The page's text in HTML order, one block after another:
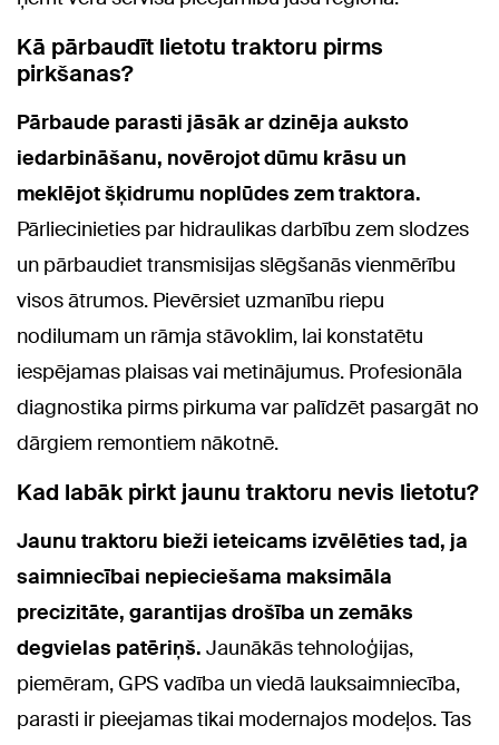
Kā pārbaudīt lietotu traktoru pirms
pirkšanas?
Pārbaude parasti jāsāk ar dzinēja auksto
iedarbināšanu, novērojot dūmu krāsu un
meklējot šķidrumu noplūdes zem traktora.
Pārliecinieties par hidraulikas darbību zem slodzes
un pārbaudiet transmisijas slēgšanās vienmērību
visos ātrumos. Pievērsiet uzmanību riepu
nodilumam un rāmja stāvoklim, lai konstatētu
iespējamas plaisas vai metinājumus. Profesionāla
diagnostika pirms pirkuma var palīdzēt pasargāt no
dārgiem remontiem nākotnē.
Kad labāk pirkt jaunu traktoru nevis lietotu?
Jaunu traktoru bieži ieteicams izvēlēties tad, ja
saimniecībai nepieciešama maksimāla
precizitāte, garantijas drošība un zemāks
degvielas patēriņš. Jaunākās tehnoloģijas,
piemēram, GPS vadība un viedā lauksaimniecība,
parasti ir pieejamas tikai modernajos modeļos. Tas